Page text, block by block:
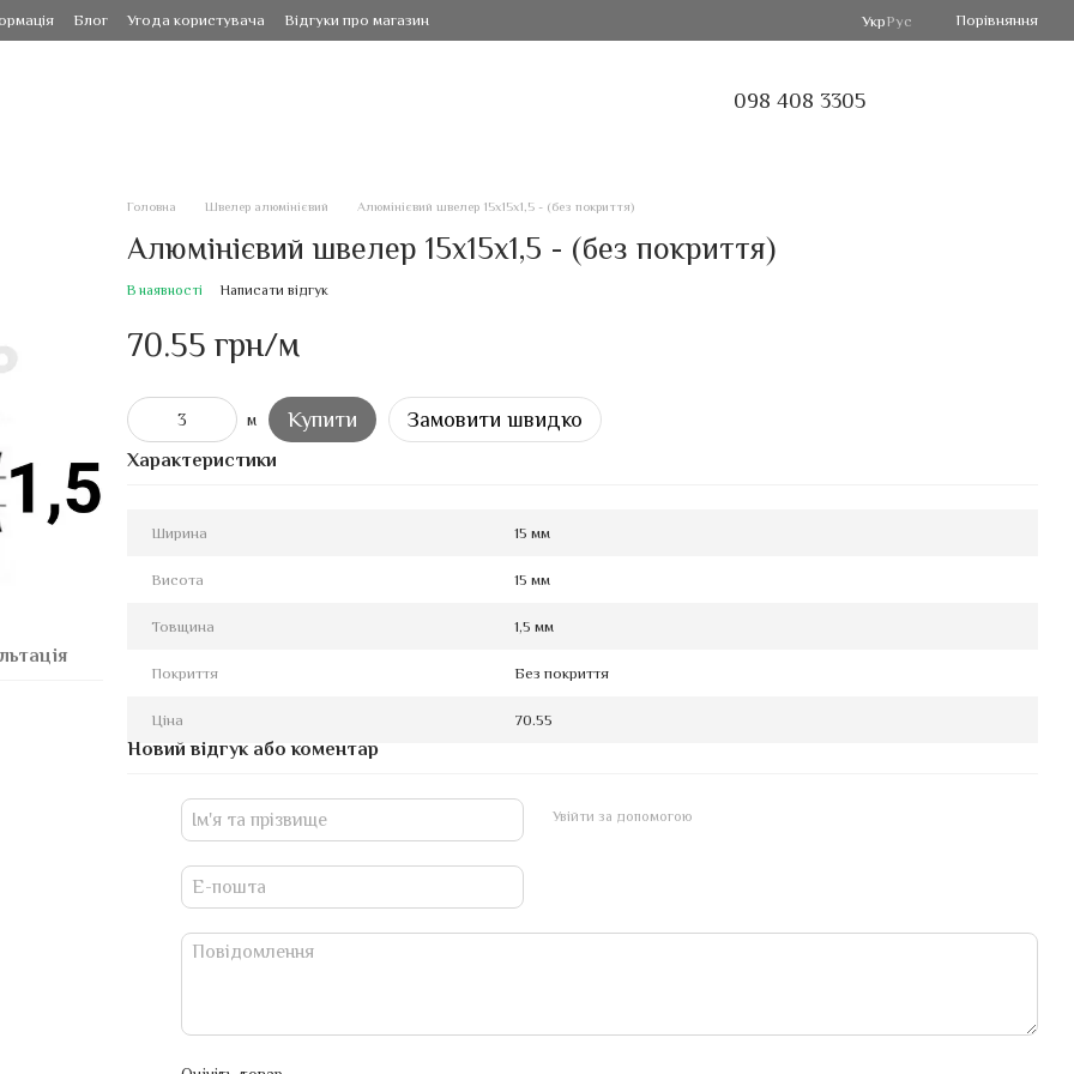
Блог Угода користувача Відгуки про магазин УкрРус Порівняння
098 408 3305
Головна Швелер алюмінієвий Алюмінієвий швелер 15х15х1,5 - (без покриття)
Алюмінієвий швелер 15х15х1,5 - (без покриття)
В наявності Написати відгук
70.55 грн/м
м Купити Замовити швидко
Характеристики
Ширина 15 мм
Висота 15 мм
Товщина 1,5 мм
Покриття Без покриття
Ціна 70.55
Новий відгук або коментар
Увійти за допомогою